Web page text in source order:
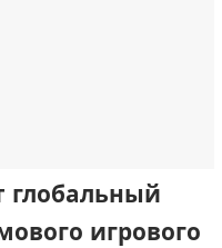
глобальный
игрового